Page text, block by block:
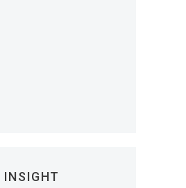
INSIGHT